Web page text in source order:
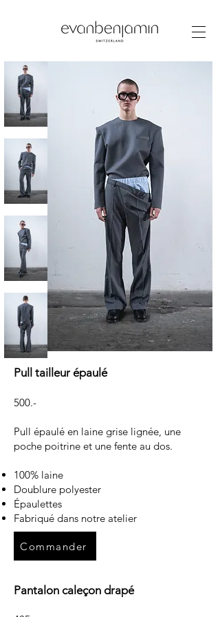
Pull tailleur épaulé
500.-
Pull épaulé en laine grise lignée, une
poche poitrine et une fente au dos.
100% laine
Doublure polyester
Épaulettes
Fabriqué dans notre atelier
Pantalon caleçon drapé
Commander